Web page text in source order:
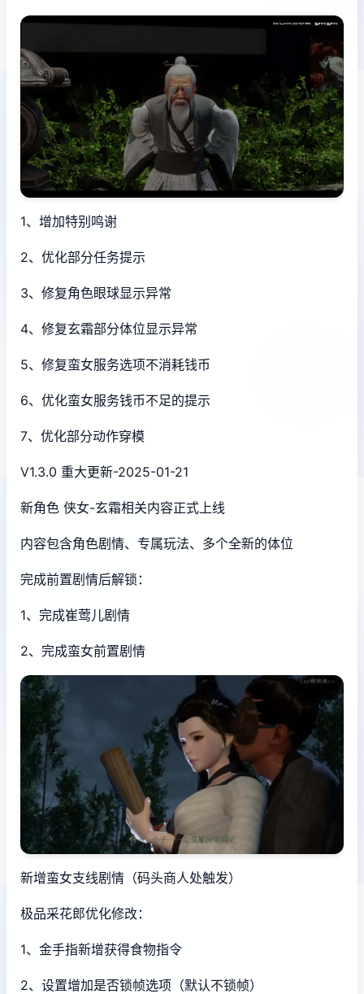
1、增加特别鸣谢
2、优化部分任务提示
3、修复角色眼球显示异常
4、修复玄霜部分体位显示异常
5、修复蛮女服务选项不消耗钱币
6、优化蛮女服务钱币不足的提示
7、优化部分动作穿模
V1.3.0 重大更新-2025-01-21
新角色 侠女-玄霜相关内容正式上线
内容包含角色剧情、专属玩法、多个全新的体位
完成前置剧情后解锁：
1、完成崔莺儿剧情
2、完成蛮女前置剧情
新增蛮女支线剧情（码头商人处触发）
极品采花郎优化修改：
1、金手指新增获得食物指令
2、设置增加是否锁帧选项（默认不锁帧）